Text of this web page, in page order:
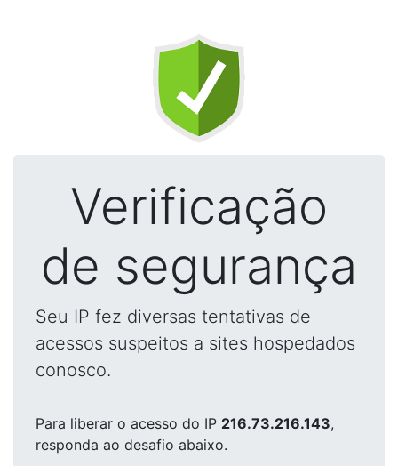
Verificação
de segurança
Seu IP fez diversas tentativas de
acessos suspeitos a sites hospedados
conosco.
Para liberar o acesso do IP 216.73.216.143,
responda ao desafio abaixo.